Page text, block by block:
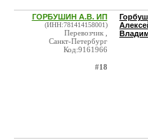
ГОРБУШИН А.В. ИП
(ИНН:781414158001)
Перевозчик ,
Санкт-Петербург
Код:9161966
#18